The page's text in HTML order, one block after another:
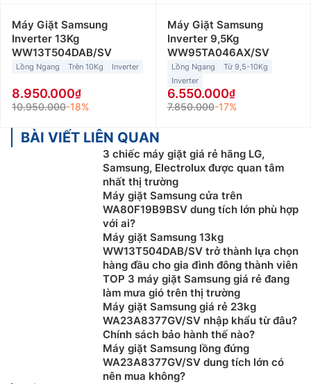
Máy Giặt Samsung
Inverter 13Kg
WW13T504DAB/SV
Lồng Ngang Trên 10Kg Inverter
8.950.000
10.950.000-18%
Máy Giặt Samsung
Inverter 9,5Kg
WW95TA046AX/SV
Lồng Ngang
Từ 9,5-10Kg
Inverter
6.550.000
7.850.000-17%
BÀI VIẾT LIÊN QUAN
3 chiếc máy giặt giá rẻ hãng LG,
Samsung, Electrolux được quan tâm
nhất thị trường
Máy giặt Samsung cửa trên
WA80F19B9BSV dung tích lớn phù hợp
với ai?
Máy giặt Samsung 13kg
WW13T504DAB/SV trở thành lựa chọn
hàng đầu cho gia đình đông thành viên
TOP 3 máy giặt Samsung giá rẻ đang
làm mưa gió trên thị trường
Máy giặt Samsung giá rẻ 23kg
WA23A8377GV/SV nhập khẩu từ đâu?
Chính sách bảo hành thế nào?
Máy giặt Samsung lồng đứng
WA23A8377GV/SV dung tích lớn có
nên mua không?